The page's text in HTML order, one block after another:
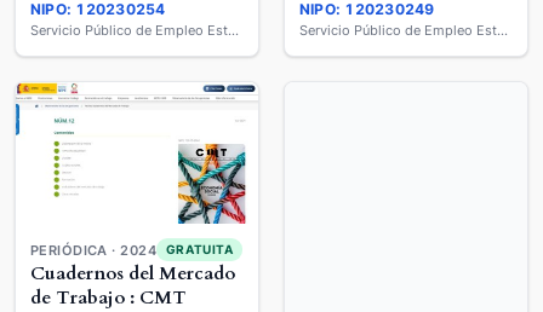
NIPO: 120230254
Servicio Público de Empleo Estatal
NIPO: 120230249
Servicio Público de Empleo Estatal
PERIÓDICA · 2024 GRATUITA
Cuadernos del Mercado
de Trabajo : CMT